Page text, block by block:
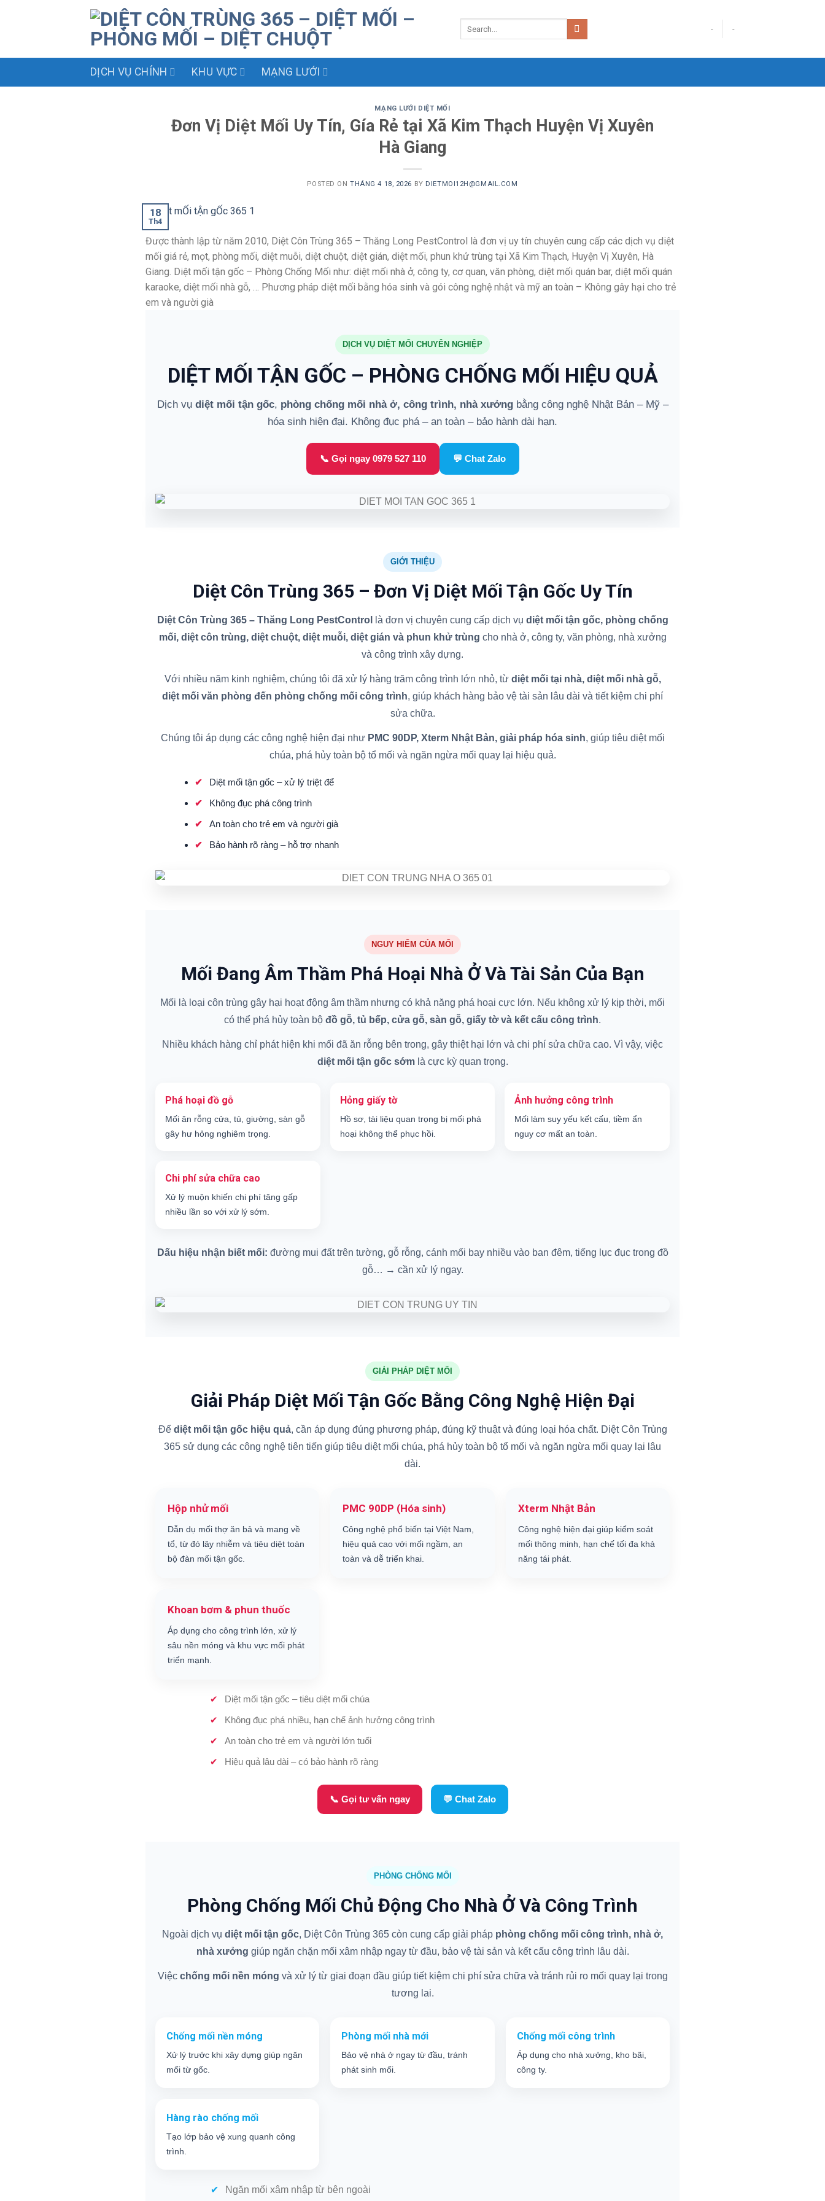
- -
DỊCH VỤ CHÍNH KHU VỰC MẠNG LƯỚI
MẠNG LƯỚI DIỆT MỐI
Đơn Vị Diệt Mối Uy Tín, Gía Rẻ tại Xã Kim Thạch Huyện Vị Xuyên
Hà Giang
POSTED ONTHÁNG 4 18, 2026 BY DIETMOI12H@GMAIL.COM
18
Th4
Được thành lập từ năm 2010, Diệt Côn Trùng 365 – Thăng Long PestControl là đơn vị uy tín chuyên cung cấp các dịch vụ diệt
mối giá rẻ, mọt, phòng mối, diệt muỗi, diệt chuột, diệt gián, diệt mối, phun khử trùng tại Xã Kim Thạch, Huyện Vị Xuyên, Hà
Giang. Diệt mối tận gốc – Phòng Chống Mối như: diệt mối nhà ở, công ty, cơ quan, văn phòng, diệt mối quán bar, diệt mối quán
karaoke, diệt mối nhà gỗ, … Phương pháp diệt mối bằng hóa sinh và gói công nghệ nhật và mỹ an toàn – Không gây hại cho trẻ
em và người già
DỊCH VỤ DIỆT MỐI CHUYÊN NGHIỆP
DIỆT MỐI TẬN GỐC – PHÒNG CHỐNG MỐI HIỆU QUẢ
Dịch vụ diệt mối tận gốc, phòng chống mối nhà ở, công trình, nhà xưởngbằng công nghệ Nhật Bản – Mỹ –
hóa sinh hiện đại. Không đục phá – an toàn – bảo hành dài hạn.
📞 Gọi ngay 0979 527 110 💬 Chat Zalo
GIỚI THIỆU
Diệt Côn Trùng 365 – Đơn Vị Diệt Mối Tận Gốc Uy Tín
Diệt Côn Trùng 365 – Thăng Long PestControl là đơn vị chuyên cung cấp dịch vụ diệt mối tận gốc, phòng chống
mối, diệt côn trùng, diệt chuột, diệt muỗi, diệt gián và phun khử trùng cho nhà ở, công ty, văn phòng, nhà xưởng
và công trình xây dựng.
Với nhiều năm kinh nghiệm, chúng tôi đã xử lý hàng trăm công trình lớn nhỏ, từ diệt mối tại nhà, diệt mối nhà gỗ,
diệt mối văn phòng đến phòng chống mối công trình, giúp khách hàng bảo vệ tài sản lâu dài và tiết kiệm chi phí
sửa chữa.
Chúng tôi áp dụng các công nghệ hiện đại như PMC 90DP, Xterm Nhật Bản, giải pháp hóa sinh, giúp tiêu diệt mối
chúa, phá hủy toàn bộ tổ mối và ngăn ngừa mối quay lại hiệu quả.
Diệt mối tận gốc – xử lý triệt để
Không đục phá công trình
An toàn cho trẻ em và người già
Bảo hành rõ ràng – hỗ trợ nhanh
NGUY HIỂM CỦA MỐI
Mối Đang Âm Thầm Phá Hoại Nhà Ở Và Tài Sản Của Bạn
Mối là loại côn trùng gây hại hoạt động âm thầm nhưng có khả năng phá hoại cực lớn. Nếu không xử lý kịp thời, mối
có thể phá hủy toàn bộ đồ gỗ, tủ bếp, cửa gỗ, sàn gỗ, giấy tờ và kết cấu công trình.
Nhiều khách hàng chỉ phát hiện khi mối đã ăn rỗng bên trong, gây thiệt hại lớn và chi phí sửa chữa cao. Vì vậy, việc
diệt mối tận gốc sớmlà cực kỳ quan trọng.
Phá hoại đồ gỗ
Mối ăn rỗng cửa, tủ, giường, sàn gỗ
gây hư hỏng nghiêm trọng.
Hỏng giấy tờ
Hồ sơ, tài liệu quan trọng bị mối phá
hoại không thể phục hồi.
Ảnh hưởng công trình
Mối làm suy yếu kết cấu, tiềm ẩn
nguy cơ mất an toàn.
Chi phí sửa chữa cao
Xử lý muộn khiến chi phí tăng gấp
nhiều lần so với xử lý sớm.
Dấu hiệu nhận biết mối: đường mui đất trên tường, gỗ rỗng, cánh mối bay nhiều vào ban đêm, tiếng lục đục trong đồ
gỗ… → cần xử lý ngay.
GIẢI PHÁP DIỆT MỐI
Giải Pháp Diệt Mối Tận Gốc Bằng Công Nghệ Hiện Đại
Để diệt mối tận gốc hiệu quả, cần áp dụng đúng phương pháp, đúng kỹ thuật và đúng loại hóa chất. Diệt Côn Trùng
365 sử dụng các công nghệ tiên tiến giúp tiêu diệt mối chúa, phá hủy toàn bộ tổ mối và ngăn ngừa mối quay lại lâu
dài.
Hộp nhử mối
Dẫn dụ mối thợ ăn bả và mang về
tổ, từ đó lây nhiễm và tiêu diệt toàn
bộ đàn mối tận gốc.
PMC 90DP (Hóa sinh)
Công nghệ phổ biến tại Việt Nam,
hiệu quả cao với mối ngầm, an
toàn và dễ triển khai.
Xterm Nhật Bản
Công nghệ hiện đại giúp kiểm soát
mối thông minh, hạn chế tối đa khả
năng tái phát.
Khoan bơm & phun thuốc
Áp dụng cho công trình lớn, xử lý
sâu nền móng và khu vực mối phát
triển mạnh.
Diệt mối tận gốc – tiêu diệt mối chúa
Không đục phá nhiều, hạn chế ảnh hưởng công trình
An toàn cho trẻ em và người lớn tuổi
Hiệu quả lâu dài – có bảo hành rõ ràng
📞 Gọi tư vấn ngay 💬 Chat Zalo
PHÒNG CHỐNG MỐI
Phòng Chống Mối Chủ Động Cho Nhà Ở Và Công Trình
Ngoài dịch vụ diệt mối tận gốc, Diệt Côn Trùng 365 còn cung cấp giải pháp phòng chống mối công trình, nhà ở,
nhà xưởng giúp ngăn chặn mối xâm nhập ngay từ đầu, bảo vệ tài sản và kết cấu công trình lâu dài.
Việc chống mối nền móng và xử lý từ giai đoạn đầu giúp tiết kiệm chi phí sửa chữa và tránh rủi ro mối quay lại trong
tương lai.
Chống mối nền móng
Xử lý trước khi xây dựng giúp ngăn
mối từ gốc.
Phòng mối nhà mới
Bảo vệ nhà ở ngay từ đầu, tránh
phát sinh mối.
Chống mối công trình
Áp dụng cho nhà xưởng, kho bãi,
công ty.
Hàng rào chống mối
Tạo lớp bảo vệ xung quanh công
trình.
Ngăn mối xâm nhập từ bên ngoài